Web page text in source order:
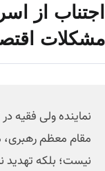
اجتناب از
مشکلات
نماینده ولی فقیه
مقام معظم
نیست؛ بلکه تهدید